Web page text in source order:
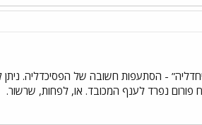
פורום נפרד לענף המכובד. או, לפחות, שרשור.